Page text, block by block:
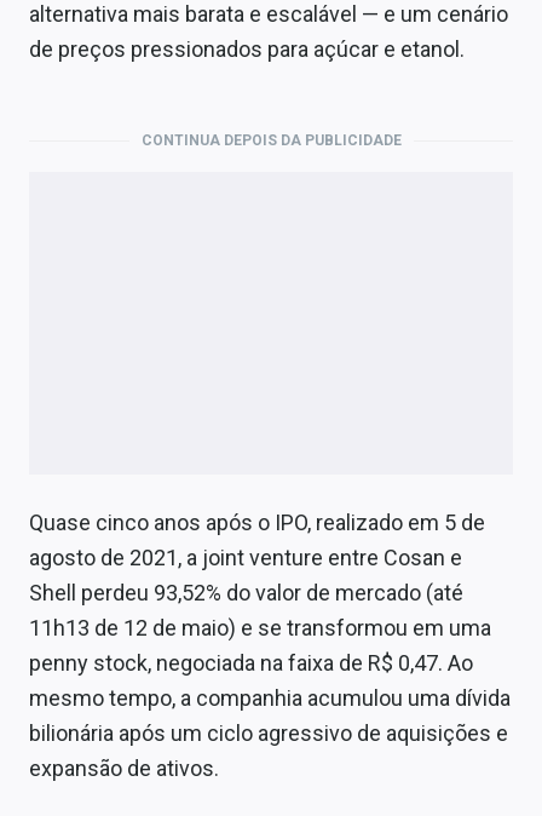
alternativa mais barata e escalável — e um cenário
de preços pressionados para açúcar e etanol.
CONTINUA DEPOIS DA PUBLICIDADE
Quase cinco anos após o IPO, realizado em 5 de
agosto de 2021, a joint venture entre Cosan e
Shell perdeu 93,52% do valor de mercado (até
11h13 de 12 de maio) e se transformou em uma
penny stock, negociada na faixa de R$ 0,47. Ao
mesmo tempo, a companhia acumulou uma dívida
bilionária após um ciclo agressivo de aquisições e
expansão de ativos.